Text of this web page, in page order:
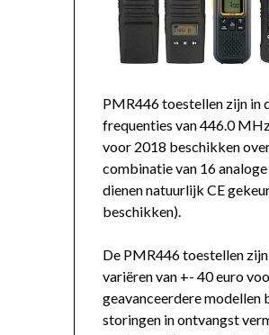
PMR446 toestellen zijn in
frequenties van 446.0
voor 2018 beschikken
combinatie van 16
dienen natuurlijk CE
beschikken).
De PMR446 toestellen
variëren van +- 40 euro
geavanceerdere modellen
storingen in ontvangst